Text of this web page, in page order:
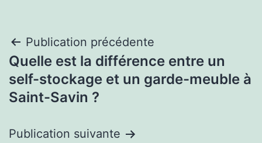
Navigation
de
l’article
Publication précédente
Quelle est la différence entre un
self-stockage et un garde-meuble à
Saint-Savin ?
Publication suivante